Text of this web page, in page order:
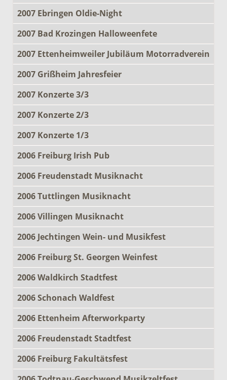
2007 Ebringen Oldie-Night
2007 Bad Krozingen Halloweenfete
2007 Ettenheimweiler Jubiläum Motorradverein
2007 Grißheim Jahresfeier
2007 Konzerte 3/3
2007 Konzerte 2/3
2007 Konzerte 1/3
2006 Freiburg Irish Pub
2006 Freudenstadt Musiknacht
2006 Tuttlingen Musiknacht
2006 Villingen Musiknacht
2006 Jechtingen Wein- und Musikfest
2006 Freiburg St. Georgen Weinfest
2006 Waldkirch Stadtfest
2006 Schonach Waldfest
2006 Ettenheim Afterworkparty
2006 Freudenstadt Stadtfest
2006 Freiburg Fakultätsfest